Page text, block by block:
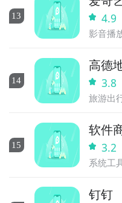
13 4.9
影音播
14
高德
3.8
旅游出
15
软件
3.2
系统工
钉钉